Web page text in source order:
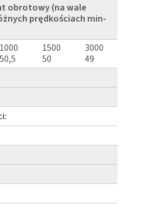
obrotowy (na wale
prędkościach min-
1000
50,5
1500
50
3000
49